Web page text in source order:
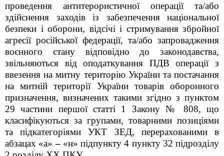
проведення антитерористичної операції та/або
здійснення заходів із забезпечення національної
безпеки і оборони, відсічі і стримування збройної
агресії російської федерації, та/або запровадження
воєнного стану відповідно до законодавства,
звільняються від оподаткування ПДВ операції з
ввезення на митну територію України та постачання
на митній території України товарів оборонного
призначення, визначених такими згідно з пунктом
29 частини першої статті 1 Закону № 808, що
класифікуються за групами, товарними позиціями
та підкатегоріями УКТ ЗЕД, перерахованими в
абзацах «а»–«н» підпункту 4 пункту 32 підрозділу